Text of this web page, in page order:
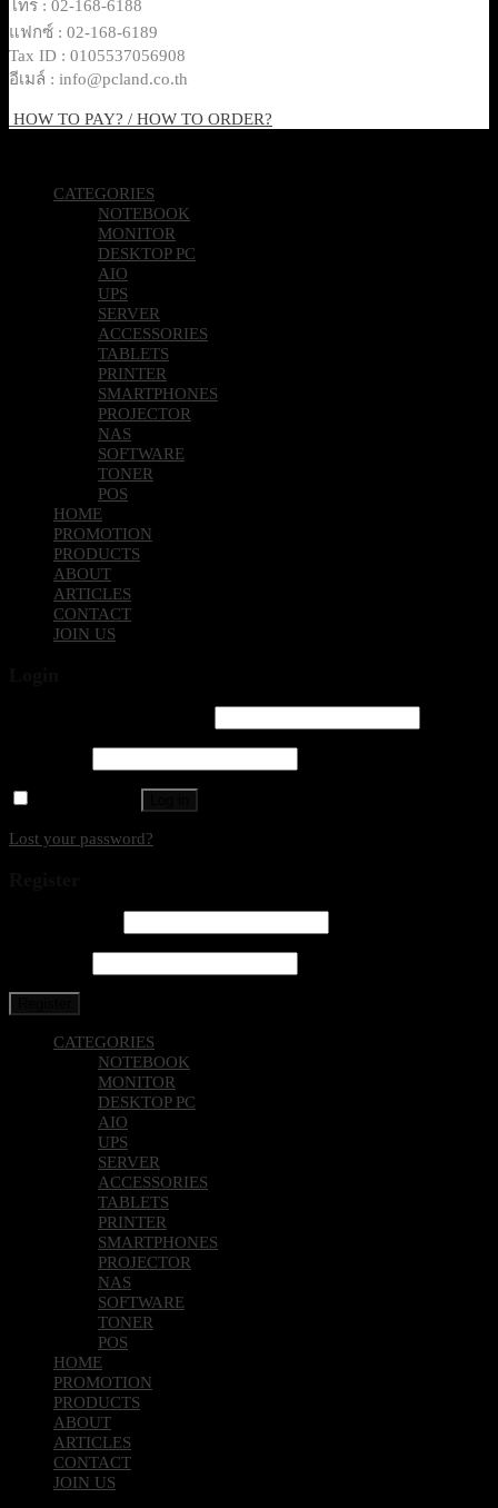
โทร : 02-168-6188
แฟกซ์ : 02-168-6189
Tax ID : 0105537056908
อีเมล์ : info@pcland.co.th
HOW TO PAY? / HOW TO ORDER?
CATEGORIES
NOTEBOOK
MONITOR
DESKTOP PC
AIO
UPS
SERVER
ACCESSORIES
TABLETS
PRINTER
SMARTPHONES
PROJECTOR
NAS
SOFTWARE
TONER
POS
HOME
PROMOTION
PRODUCTS
ABOUT
ARTICLES
CONTACT
JOIN US
Lost your password?
CATEGORIES
NOTEBOOK
MONITOR
DESKTOP PC
AIO
UPS
SERVER
ACCESSORIES
TABLETS
PRINTER
SMARTPHONES
PROJECTOR
NAS
SOFTWARE
TONER
POS
HOME
PROMOTION
PRODUCTS
ABOUT
ARTICLES
CONTACT
JOIN US